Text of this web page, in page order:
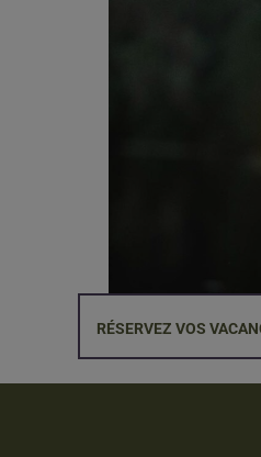
RÉSERVEZ VOS